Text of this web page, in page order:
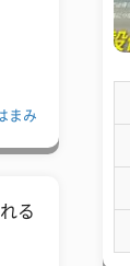
まみ
る